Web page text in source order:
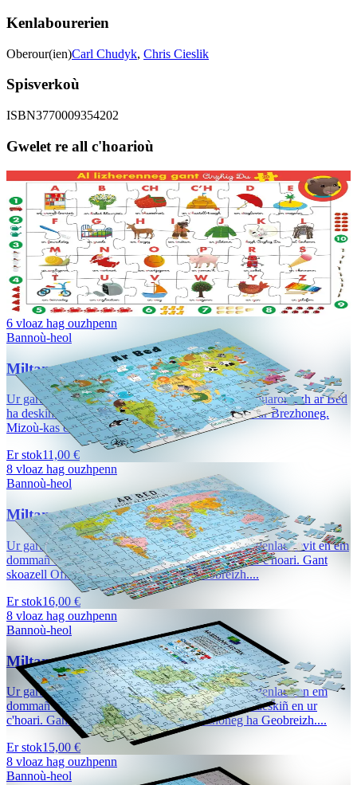
Kenlabourerien
Oberour(ien)Carl Chudyk, Chris Cieslik
Spisverkoù
ISBN3770009354202
Gwelet re all c'hoarioù
3 bloaz hag ouzhpenn
Bannoù-heol
Miltamm "Lizherenneg Arzhig Du" (30 tamm)
Kentañ lizherenneg Arzhig Du e brezhoneg dindan stumm ur
miltamm evit en em dommañ ouzh al lenn ha deskiñ en ur c'hoari.
Gant skoazell Ofis publik ar Brezhoneg....
Er stok8,00 €
6 vloaz hag ouzhpenn
Bannoù-heol
Miltamm Kartenn ar Bed (280 tamm)
Ur gartenn kaer-eston evit en em dommañ ouzh douaroniezh ar Bed
ha deskiñ en ur c'hoari. Gant skoazell Ofis Publik ar Brezhoneg.
Mizoù-kas evit netra gant ar...
Er stok11,00 €
8 vloaz hag ouzhpenn
Bannoù-heol
Miltamm Kartenn ar Bed (1000 tamm)
Ur gartenn kaer-eston savet gant Mikael Bodlore-Penlaez evit en em
dommañ ouzh douaroniezh ar Bed ha deskiñ en ur c'hoari. Gant
skoazell Ofis publik ar brezhoneg ha Geobreizh....
Er stok16,00 €
8 vloaz hag ouzhpenn
Bannoù-heol
Miltamm Broadoù keltiek (500 tamm)
Ur gartenn kaer-eston savet gant Mikael Bodlore-Penlaez en em
dommañ ouzh douaroniezh ar broadoù keltiek ha deskiñ en ur
c'hoari. Gant skoazell Ofis publik ar brezhoneg ha Geobreizh....
Er stok15,00 €
8 vloaz hag ouzhpenn
Bannoù-heol